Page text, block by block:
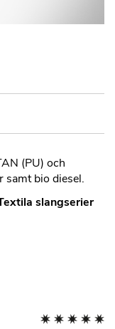
(PU) och
samt bio diesel.
slangserier